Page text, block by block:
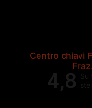
Centro chiavi
4,8
Su